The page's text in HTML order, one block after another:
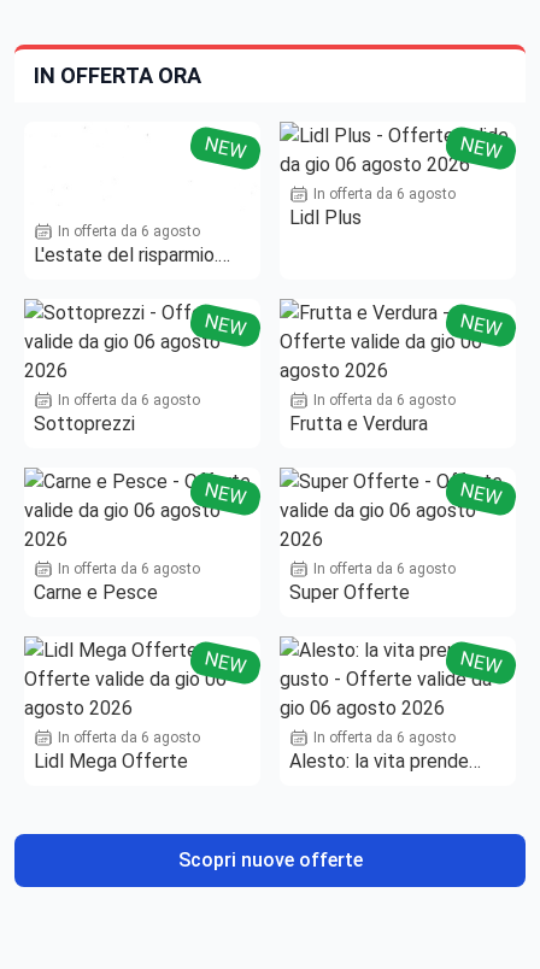
IN OFFERTA ORA
NEW
In offerta da 6 agosto
L'estate del risparmio.
NEW
In offerta da 6 agosto
Lidl Plus
NEW
In offerta da 6 agosto
Sottoprezzi
NEW
In offerta da 6 agosto
Frutta e Verdura
NEW
In offerta da 6 agosto
Carne e Pesce
NEW
In offerta da 6 agosto
Super Offerte
NEW
In offerta da 6 agosto
Lidl Mega Offerte
NEW
In offerta da 6 agosto
Alesto: la vita prende
Scopri nuove offerte